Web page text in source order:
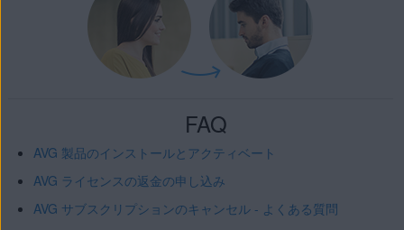
FAQ
AVG 製品のインストールとアクティベート
AVG ライセンスの返金の申し込み
AVG サブスクリプションのキャンセル - よくある質問